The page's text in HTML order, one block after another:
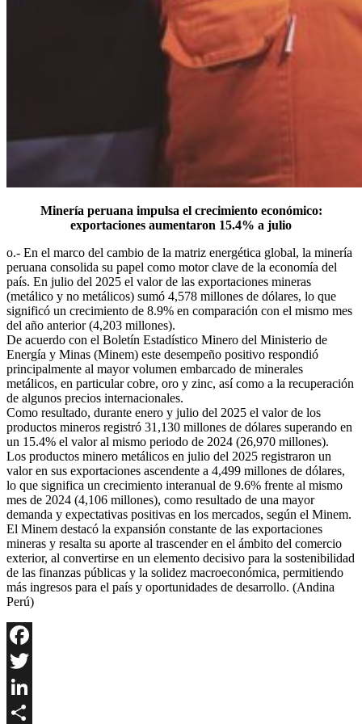
Minería peruana impulsa el crecimiento económico:
exportaciones aumentaron 15.4% a julio
o.- En el marco del cambio de la matriz energética global, la minería
peruana consolida su papel como motor clave de la economía del
país. En julio del 2025 el valor de las exportaciones mineras
(metálico y no metálicos) sumó 4,578 millones de dólares, lo que
significó un crecimiento de 8.9% en comparación con el mismo mes
del año anterior (4,203 millones).
De acuerdo con el Boletín Estadístico Minero del Ministerio de
Energía y Minas (Minem) este desempeño positivo respondió
principalmente al mayor volumen embarcado de minerales
metálicos, en particular cobre, oro y zinc, así como a la recuperación
de algunos precios internacionales.
Como resultado, durante enero y julio del 2025 el valor de los
productos mineros registró 31,130 millones de dólares superando en
un 15.4% el valor al mismo periodo de 2024 (26,970 millones).
Los productos minero metálicos en julio del 2025 registraron un
valor en sus exportaciones ascendente a 4,499 millones de dólares,
lo que significa un crecimiento interanual de 9.6% frente al mismo
mes de 2024 (4,106 millones), como resultado de una mayor
demanda y expectativas positivas en los mercados, según el Minem.
El Minem destacó la expansión constante de las exportaciones
mineras y resalta su aporte al trascender en el ámbito del comercio
exterior, al convertirse en un elemento decisivo para la sostenibilidad
de las finanzas públicas y la solidez macroeconómica, permitiendo
más ingresos para el país y oportunidades de desarrollo. (Andina
Perú)
Facebook
Twitter
LinkedIn